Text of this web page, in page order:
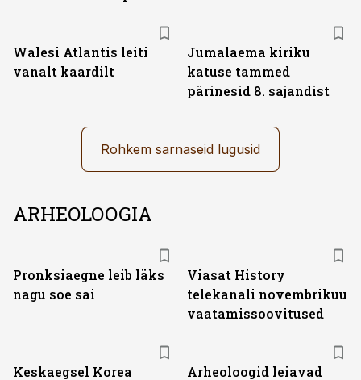
Walesi Atlantis leiti
vanalt kaardilt
Jumalaema kiriku
katuse tammed
pärinesid 8. sajandist
Rohkem sarnaseid lugusid
ARHEOLOOGIA
Pronksiaegne leib läks
nagu soe sai
Viasat History
telekanali novembrikuu
vaatamissoovitused
Keskaegsel Korea
Arheoloogid leiavad